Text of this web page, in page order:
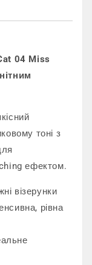
04 Miss
тоні з
ефектом.
візерунки
рівна